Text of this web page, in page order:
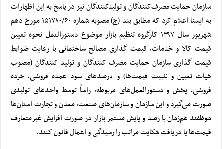
سازمان حمایت مصرف‌کنندگان و تولیدکنندگان نیز در پاسخ به این اظهارات
به ایسنا اعلام کرد که مطابق بند (ج) مصوبه شماره ۱۵۱۷۸۰/۶۰ مورخ دهم
شهریور سال ۱۳۹۷ کارگروه تنظیم بازار موضوع دستورالعمل نحوه تعیین
قیمت کالا و خدمات، قیمت گذاری مصالح ساختمانی با رعایت ضوابط
قیمت گذاری سازمان حمایت مصرف کنندگان و تولید کنندگان (مصوب
هیات تعیین و تثبیت قیمت‌ها) و درصدهای سود عمده فروشی، خرده
فروشی، پخش و دستورالعمل‌های مربوطه، راساً توسط واحدهای تولیدی
صورت می‌گیرد و این سازمان و سازمان‌های صنعت، معدن و تجارت استان‌ها
موظفند هم‌زمان با رصد و پایش مستمر بازار در صورت افزایش غیرمتعارف
قیمت‌ها یا دریافت شکایت مراتب را رسیدگی و اعمال قانون کنند.